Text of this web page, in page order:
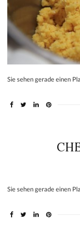
Sie sehen gerade einen
Sie sehen gerade einen